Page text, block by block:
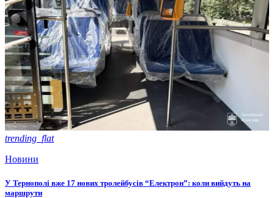
trending_flat
Новини
У Тернополі вже 17 нових тролейбусів “Електрон”: коли вийдуть на
маршрути